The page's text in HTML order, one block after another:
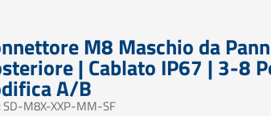
M8 Maschio da
| Cablato IP67 | 3-8
A/B
SD-M8X-XXP-MM-SF